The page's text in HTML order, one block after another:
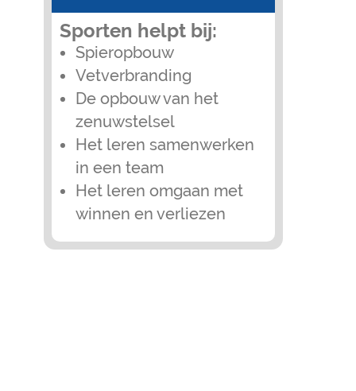
Sporten helpt bij:
Spieropbouw
Vetverbranding
De opbouw van het
zenuwstelsel
Het leren samenwerken
in een team
Het leren omgaan met
winnen en verliezen